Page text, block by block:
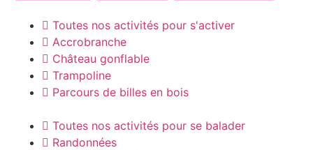
Toutes nos activités pour s'activer
Accrobranche
Château gonflable
Trampoline
Parcours de billes en bois
Toutes nos activités pour se balader
Randonnées